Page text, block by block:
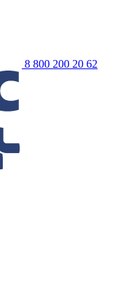
8 800 200 20 62